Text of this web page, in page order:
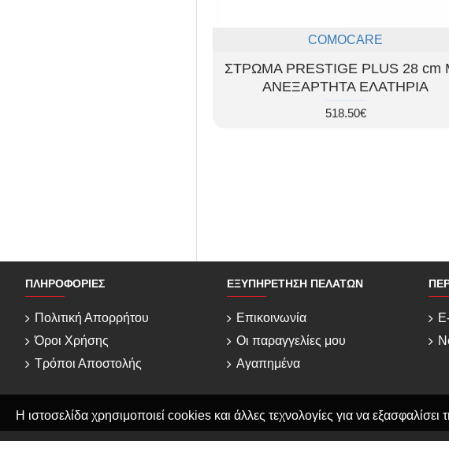
COMOCARE
ΣΤΡΩΜΑ PRESTIGE PLUS 28 cm
ΑΝΕΞΑΡΤΗΤΑ ΕΛΑΤΗΡΙΑ
518.50€
ΠΛΗΡΟΦΟΡΊΕΣ
Πολιτική Απορρήτου
Όροι Χρήσης
Τρόποι Αποστολής
ΕΞΥΠΗΡΈΤΗΣΗ ΠΕΛΑΤΏΝ
Επικοινωνία
Οι παραγγελίες μου
Αγαπημένα
Η ιστοσελίδα χρησιμοποιεί cookies και άλλες τεχνολογίες για να εξασφαλίσει